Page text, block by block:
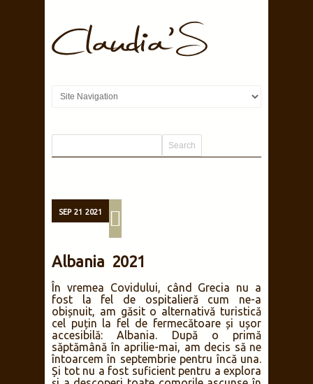
SEP 21 2021
Albania 2021
În vremea Covidului, când Grecia nu a
fost la fel de ospitalieră cum ne-a
obișnuit, am găsit o alternativă turistică
cel puțin la fel de fermecătoare și ușor
accesibilă: Albania. După o primă
săptămână în aprilie-mai, am decis să ne
întoarcem în septembrie pentru încă una.
Și tot nu a fost suficient pentru a explora